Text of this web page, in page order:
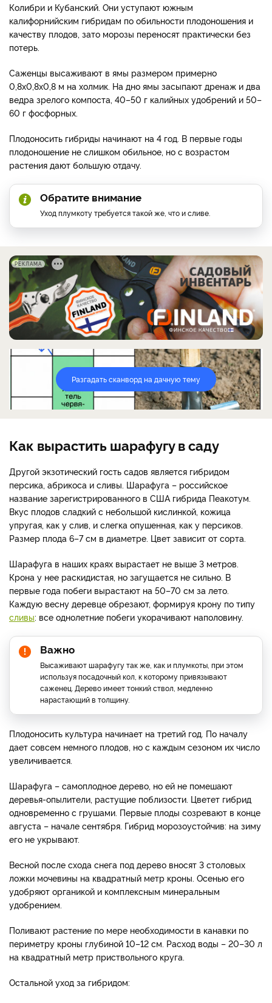
Колибри и Кубанский. Они уступают южным
калифорнийским гибридам по обильности плодоношения и
качеству плодов, зато морозы переносят практически без
потерь.
Саженцы высаживают в ямы размером примерно
0,8х0,8х0,8 м на холмик. На дно ямы засыпают дренаж и два
ведра зрелого компоста, 40–50 г калийных удобрений и 50–
60 г фосфорных.
Плодоносить гибриды начинают на 4 год. В первые годы
плодоношение не слишком обильное, но с возрастом
растения дают большую отдачу.
Обратите внимание
Уход плумкоту требуется такой же, что и сливе.
РЕКЛАМА
Разгадать сканворд на дачную тему
Как вырастить шарафугу в саду
Другой экзотический гость садов является гибридом
персика, абрикоса и сливы. Шарафуга – российское
название зарегистрированного в США гибрида Пеакотум.
Вкус плодов сладкий с небольшой кислинкой, кожица
упругая, как у слив, и слегка опушенная, как у персиков.
Размер плода 6–7 см в диаметре. Цвет зависит от сорта.
Шарафуга в наших краях вырастает не выше 3 метров.
Крона у нее раскидистая, но загущается не сильно. В
первые года побеги вырастают на 50–70 см за лето.
Каждую весну деревце обрезают, формируя крону по типу
сливы: все однолетние побеги укорачивают наполовину.
Важно
Высаживают шарафугу так же, как и плумкоты, при этом
используя посадочный кол, к которому привязывают
саженец. Дерево имеет тонкий ствол, медленно
нарастающий в толщину.
Плодоносить культура начинает на третий год. По началу
дает совсем немного плодов, но с каждым сезоном их число
увеличивается.
Шарафуга – самоплодное дерево, но ей не помешают
деревья-опылители, растущие поблизости. Цветет гибрид
одновременно с грушами. Первые плоды созревают в конце
августа – начале сентября. Гибрид морозоустойчив: на зиму
его не укрывают.
Весной после схода снега под дерево вносят 3 столовых
ложки мочевины на квадратный метр кроны. Осенью его
удобряют органикой и комплексным минеральным
удобрением.
Поливают растение по мере необходимости в канавки по
периметру кроны глубиной 10–12 см. Расход воды – 20–30 л
на квадратный метр приствольного круга.
Остальной уход за гибридом: